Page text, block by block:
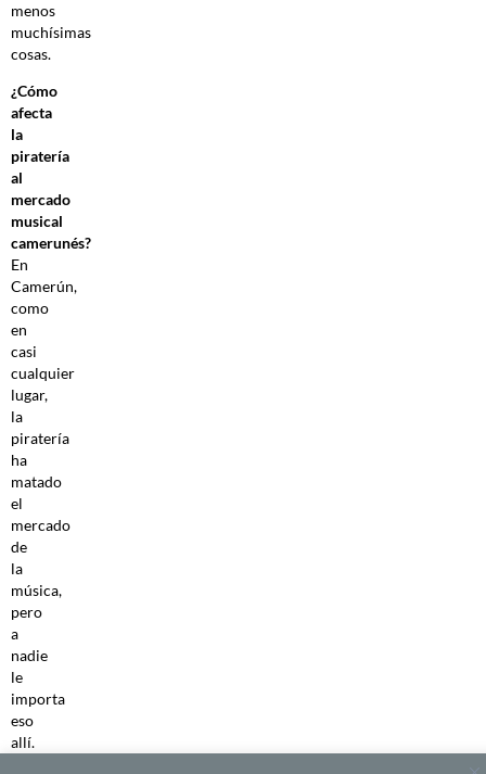
menos
muchísimas
cosas.
¿Cómo
afecta
la
piratería
al
mercado
musical
camerunés?
En
Camerún,
como
en
casi
cualquier
lugar,
la
piratería
ha
matado
el
mercado
de
la
música,
pero
a
nadie
le
importa
eso
allí.